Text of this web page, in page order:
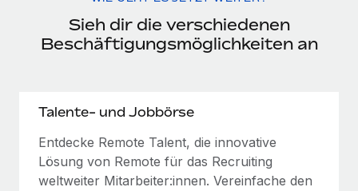
Sieh dir die verschiedenen
Beschäftigungsmöglichkeiten an
Talente- und Jobbörse
Entdecke Remote Talent, die innovative
Lösung von Remote für das Recruiting
weltweiter Mitarbeiter:innen. Vereinfache den